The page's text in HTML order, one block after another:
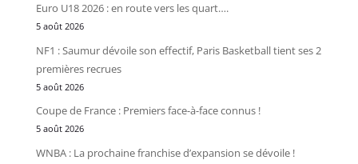
Euro U18 2026 : en route vers les quart….
5 août 2026
NF1 : Saumur dévoile son effectif, Paris Basketball tient ses 2
premières recrues
5 août 2026
Coupe de France : Premiers face-à-face connus !
5 août 2026
WNBA : La prochaine franchise d’expansion se dévoile !